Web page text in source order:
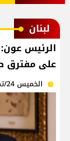
لبنان
الرئيس عون:
على
الخميس 24/تموز/2025 - 01:10 م